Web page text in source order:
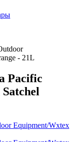
- 21L
Pacific